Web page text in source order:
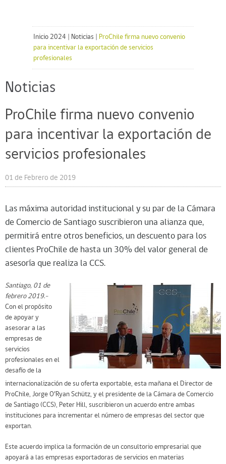
Inicio 2024 Noticias
ProChile firma nuevo convenio
para incentivar la exportación de servicios
profesionales
Noticias
ProChile firma nuevo convenio
para incentivar la exportación de
servicios profesionales
01 de Febrero de 2019
Las máxima autoridad institucional y su par de la Cámara
de Comercio de Santiago suscribieron una alianza que,
permitirá entre otros beneficios, un descuento para los
clientes ProChile de hasta un 30% del valor general de
asesoría que realiza la CCS.
Santiago, 01 de
febrero 2019.-
Con el propósito
de apoyar y
asesorar a las
empresas de
servicios
profesionales en el
desafío de la
internacionalización de su oferta exportable, esta mañana el Director de
ProChile, Jorge O’Ryan Schütz, y el presidente de la Cámara de Comercio
de Santiago (CCS), Peter Hill, suscribieron un acuerdo entre ambas
instituciones para incrementar el número de empresas del sector que
exportan.
Este acuerdo implica la formación de un consultorio empresarial que
apoyará a las empresas exportadoras de servicios en materias